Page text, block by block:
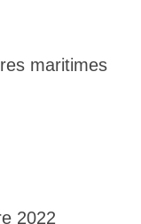
maritimes
2022